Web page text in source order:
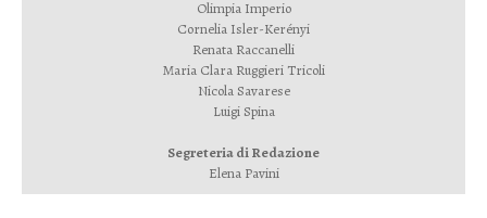
Olimpia Imperio
Cornelia Isler-Kerényi
Renata Raccanelli
Maria Clara Ruggieri Tricoli
Nicola Savarese
Luigi Spina
Segreteria di Redazione
Elena Pavini